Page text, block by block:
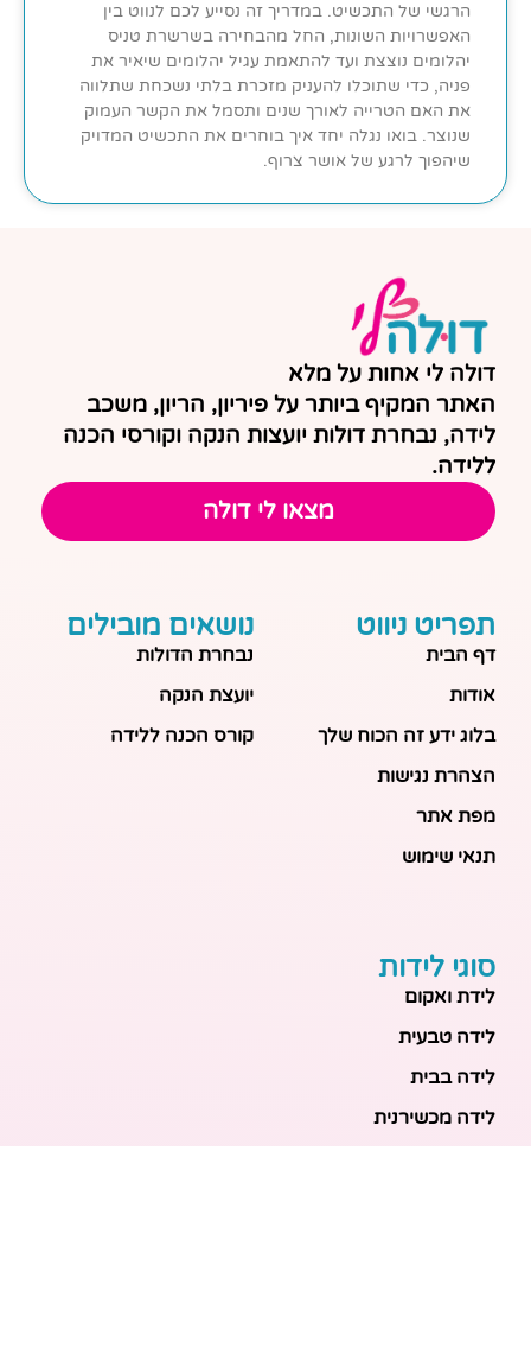
הרגשי של התכשיט. במדריך זה נסייע לכם לנווט בין
האפשרויות השונות, החל מהבחירה בשרשרת טניס
יהלומים נוצצת ועד להתאמת עגיל יהלומים שיאיר את
פניה, כדי שתוכלו להעניק מזכרת בלתי נשכחת שתלווה
את האם הטרייה לאורך שנים ותסמל את הקשר העמוק
שנוצר. בואו נגלה יחד איך בוחרים את התכשיט המדויק
שיהפוך לרגע של אושר צרוף.
דולה לי אחות על מלא
האתר המקיף ביותר על פיריון, הריון, משכב
לידה, נבחרת דולות יועצות הנקה וקורסי הכנה
ללידה.
מצאו לי דולה
תפריט ניווט
דף הבית
אודות
בלוג ידע זה הכוח שלך
הצהרת נגישות
מפת אתר
תנאי שימוש
נושאים מובילים
נבחרת הדולות
יועצת הנקה
קורס הכנה ללידה
סוגי לידות
לידת ואקום
לידה טבעית
לידה בבית
לידה מכשירנית